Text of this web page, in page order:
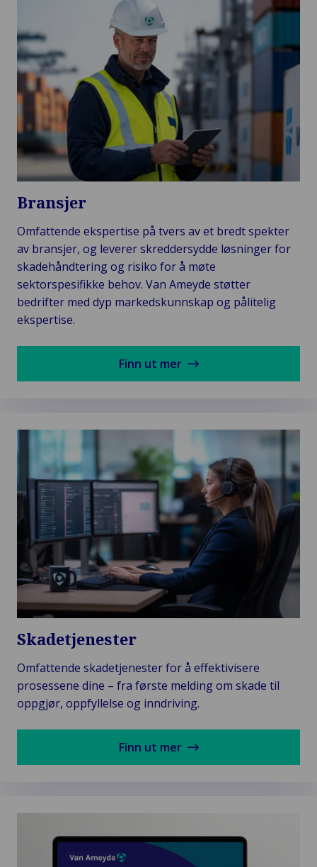
Bransjer
Omfattende ekspertise på tvers av et bredt spekter
av bransjer, og leverer skreddersydde løsninger for
skadehåndtering og risiko for å møte
sektorspesifikke behov. Van Ameyde støtter
bedrifter med dyp markedskunnskap og pålitelig
ekspertise.
Finn ut mer
Skadetjenester
Omfattende skadetjenester for å effektivisere
prosessene dine – fra første melding om skade til
oppgjør, oppfyllelse og inndriving.
Finn ut mer